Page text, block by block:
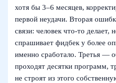
хотя бы 3–6 месяцев,
первой неудачи. Вторая
связи: человек что-то делает,
спрашивает фидбек у более
именно сработало. Третья —
проходят десятки программ,
не строят из этого